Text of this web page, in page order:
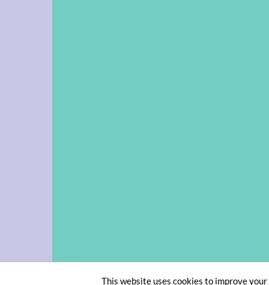
This website uses cookies to improve